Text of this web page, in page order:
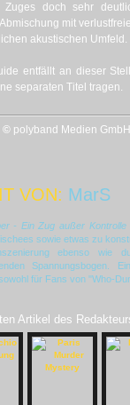
Zuges doch sehr
mit
akustischen Umfeld.
entfällt an dieser
separaten Titel tragen.
© polyband Medien
VON: MarS
- Ein Zug außer Kontrolle
sowie etwas zu
ebenso wie
Spannungsbogen.
für Fans von "Who-
Artikel des